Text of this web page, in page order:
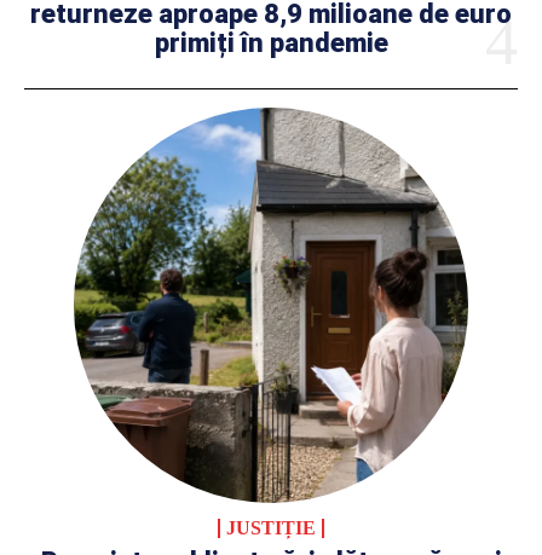
returneze aproape 8,9 milioane de euro
primiți în pandemie
JUSTIȚIE